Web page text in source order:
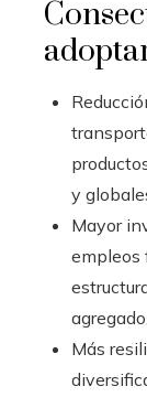
y
Mayor
empleos
agregado.
Más